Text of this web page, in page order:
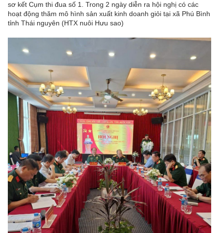
sơ kết Cụm thi đua số 1. Trong 2 ngày diễn ra hội nghị có các
hoạt động thăm mô hình sản xuất kinh doanh giỏi tại xã Phú Bình
tỉnh Thái nguyên (HTX nuôi Hưu sao)